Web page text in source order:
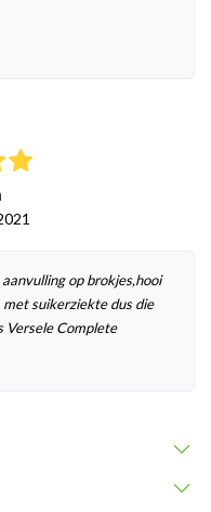
op brokjes,hooi
suikerziekte dus die
Versele Complete